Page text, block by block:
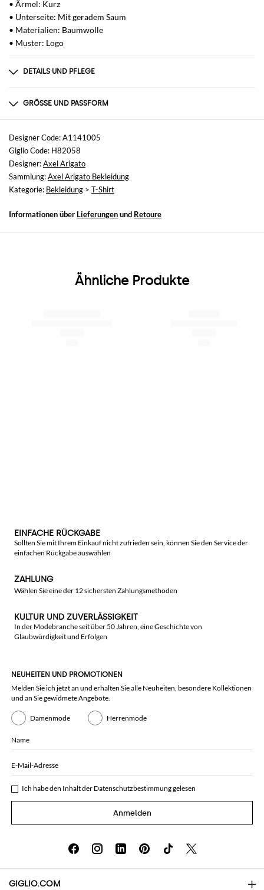
• Ärmel: Kurz
• Unterseite: Mit geradem Saum
• Materialien: Baumwolle
• Muster: Logo
DETAILS UND PFLEGE
nicht verfügbar
GRÖSSE UND PASSFORM
Größen
nicht verfügbar
Größe und Passform
Normale Passform
Designer Code: A1141005
Giglio Code: H82058
Designer:Axel Arigato
Sammlung:Axel Arigato Bekleidung
Kategorie: Bekleidung > T-Shirt
Informationen über Lieferungenund Retoure
Ähnliche Produkte
EINFACHE RÜCKGABE
Sollten Sie mit Ihrem Einkauf nicht zufrieden sein, können Sie den Service der
einfachen Rückgabe auswählen
ZAHLUNG
Wählen Sie eine der 12 sichersten Zahlungsmethoden
KULTUR UND ZUVERLÄSSIGKEIT
In der Modebranche seit über 50 Jahren, eine Geschichte von
Glaubwürdigkeit und Erfolgen
NEUHEITEN UND PROMOTIONEN
Melden Sie ich jetzt an und erhalten Sie alle Neuheiten, besondere Kollektionen
und an Sie gewidmete Angebote.
Damenmode Herrenmode
Name
E-Mail-Adresse
Ich habe den Inhalt der Datenschutzbestimmunggelesen
Anmelden
GIGLIO.COM